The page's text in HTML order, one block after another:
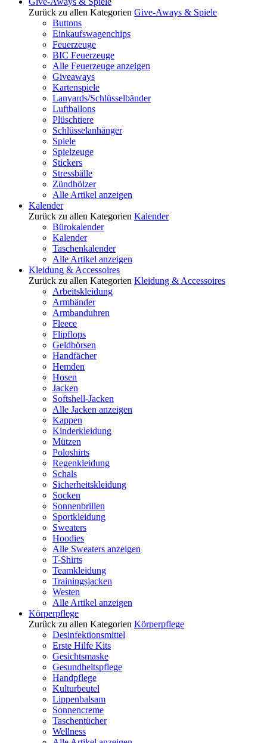
Zurück zu allen Kategorien Give-Aways & Spiele
Buttons
Einkaufswagenchips
Feuerzeuge
BIC Feuerzeuge
Alle Feuerzeuge anzeigen
Giveaways
Kartenspiele
Lanyards/Schlüsselbänder
Luftballons
Plüschtiere
Schlüsselanhänger
Spiele
Spielzeuge
Stickers
Stressbälle
Zündhölzer
Alle Artikel anzeigen
Kalender
Zurück zu allen Kategorien Kalender
Bürokalender
Kalender
Taschenkalender
Alle Artikel anzeigen
Kleidung & Accessoires
Zurück zu allen Kategorien Kleidung & Accessoires
Arbeitskleidung
Armbänder
Armbanduhren
Fleece
Flipflops
Geldbörsen
Handfächer
Hemden
Hosen
Jacken
Softshell-Jacken
Alle Jacken anzeigen
Kappen
Kinderkleidung
Mützen
Poloshirts
Regenkleidung
Schals
Sicherheitskleidung
Socken
Sonnenbrillen
Sportkleidung
Sweaters
Hoodies
Alle Sweaters anzeigen
T-Shirts
Teamkleidung
Trainingsjacken
Westen
Alle Artikel anzeigen
Körperpflege
Zurück zu allen Kategorien Körperpflege
Desinfektionsmittel
Erste Hilfe Kits
Gesichtsmaske
Gesundheitspflege
Handpflege
Kulturbeutel
Lippenbalsam
Sonnencreme
Taschentücher
Wellness